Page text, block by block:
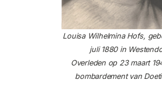
Louisa Wilhelmina Hofs,
juli 1880 in
Overleden op 23 maart
bombardement van